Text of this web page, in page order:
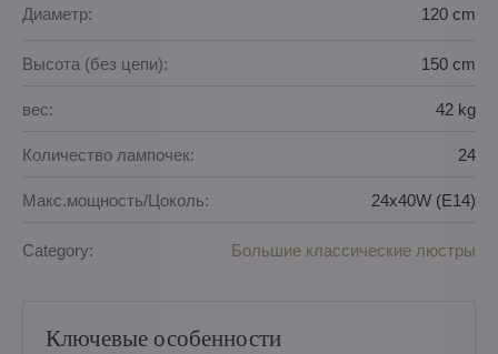
Диаметр: 120 cm
Высота (без цепи): 150 cm
вес: 42 kg
Количество лампочек: 24
Макс.мощность/Цоколь: 24x40W (E14)
Category: Большие классические люстры
Ключевые особенности